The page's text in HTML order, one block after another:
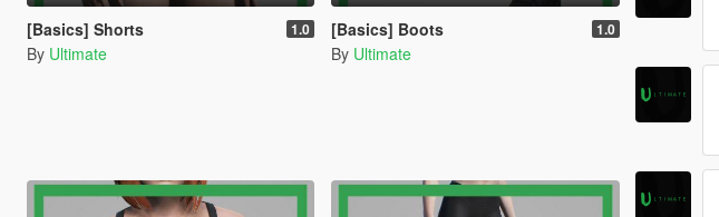
[Basics] Shorts 1.0
By Ultimate
[Basics] Boots 1.0
By Ultimate